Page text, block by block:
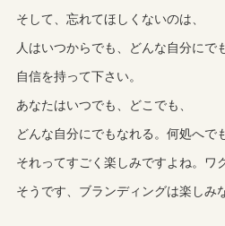
そして、忘れてほしくないのは、
人はいつからでも、どんな自分にで
自信を持って下さい。
あなたはいつでも、どこでも、
どんな自分にでもなれる。何処へで
それってすごく楽しみですよね。ワ
そうです、ブランディングは楽しみ